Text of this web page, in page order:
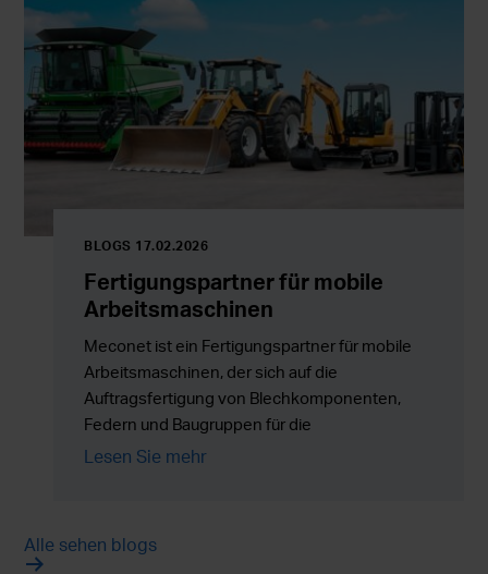
BLOGS 17.02.2026
Fertigungspartner für mobile
Arbeitsmaschinen
Meconet ist ein Fertigungspartner für mobile
Arbeitsmaschinen, der sich auf die
Auftragsfertigung von Blechkomponenten,
Federn und Baugruppen für die
Serienproduktion in ganz Europa spezialisiert
Lesen Sie mehr
Alle sehen blogs